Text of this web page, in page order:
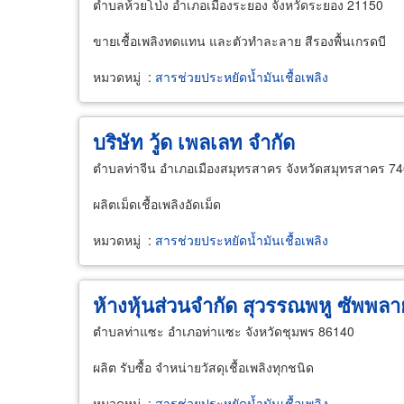
ตำบลห้วยโป่ง อำเภอเมืองระยอง จังหวัดระยอง 21150
ขายเชื้อเพลิงทดแทน และตัวทำละลาย สีรองพื้นเกรดบี
หมวดหมู่ : สารช่วยประหยัดน้ำมันเชื้อเพลิง
บริษัท วู้ด เพลเลท จำกัด
ตำบลท่าจีน อำเภอเมืองสมุทรสาคร จังหวัดสมุทรสาคร
ผลิตเม็ดเชื้อเพลิงอัดเม็ด
หมวดหมู่ : สารช่วยประหยัดน้ำมันเชื้อเพลิง
ห้างหุ้นส่วนจำกัด สุวรรณพหู ซัพพล
ตำบลท่าแซะ อำเภอท่าแซะ จังหวัดชุมพร 86140
ผลิต รับซื้อ จำหน่ายวัสดุเชื้อเพลิงทุกชนิด